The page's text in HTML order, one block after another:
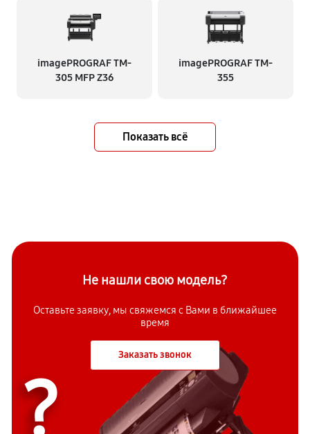
imagePROGRAF TM-
305 MFP Z36
imagePROGRAF TM-
355
Показать всё
Не нашли свою модель?
Оставьте заявку, мы свяжемся с Вами в ближайшее
время
Заказать звонок
?